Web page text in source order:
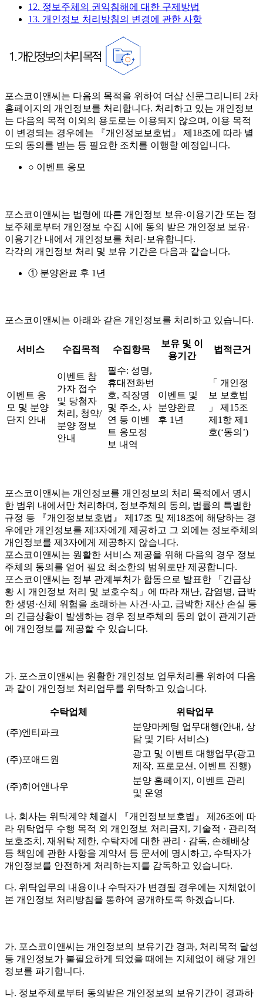
12. 정보주체의 권익침해에 대한 구제방법
13. 개인정보 처리방침의 변경에 관한 사항
포스코이앤씨는 다음의 목적을 위하여 더샵 신문그리니티 2차
홈페이지의 개인정보를 처리합니다. 처리하고 있는 개인정보
는 다음의 목적 이외의 용도로는 이용되지 않으며, 이용 목적
이 변경되는 경우에는 『개인정보보호법』 제18조에 따라 별
도의 동의를 받는 등 필요한 조치를 이행할 예정입니다.
○ 이벤트 응모
포스코이앤씨는 법령에 따른 개인정보 보유·이용기간 또는 정
보주체로부터 개인정보 수집 시에 동의 받은 개인정보 보유·
이용기간 내에서 개인정보를 처리·보유합니다.
각각의 개인정보 처리 및 보유 기간은 다음과 같습니다.
① 분양완료 후 1년
포스코이앤씨는 아래와 같은 개인정보를 처리하고 있습니다.
서비스 수집목적 수집항목
보유 및 이
용기간
법적근거
이벤트 응
모 및 분양
단지 안내
이벤트 참
가자 접수
및 당첨자
처리, 청약/
분양 정보
안내
필수: 성명,
휴대전화번
호, 직장명
및 주소, 사
연 등 이벤
트 응모정
보 내역
이벤트 및
분양완료
후 1년
「 개인정
보 보호법
」 제15조
제1항 제1
호(‘동의’)
포스코이앤씨는 개인정보를 개인정보의 처리 목적에서 명시
한 범위 내에서만 처리하며, 정보주체의 동의, 법률의 특별한
규정 등 『개인정보보호법』 제17조 및 제18조에 해당하는 경
우에만 개인정보를 제3자에게 제공하고 그 외에는 정보주체의
개인정보를 제3자에게 제공하지 않습니다.
포스코이앤씨는 원활한 서비스 제공을 위해 다음의 경우 정보
주체의 동의를 얻어 필요 최소한의 범위로만 제공합니다.
포스코이앤씨는 정부 관계부처가 합동으로 발표한 「긴급상
황 시 개인정보 처리 및 보호수칙」에 따라 재난, 감염병, 급박
한 생명·신체 위험을 초래하는 사건·사고, 급박한 재산 손실 등
의 긴급상황이 발생하는 경우 정보주체의 동의 없이 관계기관
에 개인정보를 제공할 수 있습니다.
가. 포스코이앤씨는 원활한 개인정보 업무처리를 위하여 다음
과 같이 개인정보 처리업무를 위탁하고 있습니다.
수탁업체 위탁업무
(주)엔티파크
분양마케팅 업무대행(안내, 상
담 및 기타 서비스)
(주)포애드원
광고 및 이벤트 대행업무(광고
제작, 프로모션, 이벤트 진행)
(주)히어앤나우
분양 홈페이지, 이벤트 관리
및 운영
나. 회사는 위탁계약 체결시 『개인정보보호법』 제26조에 따
라 위탁업무 수행 목적 외 개인정보 처리금지, 기술적 · 관리적
보호조치, 재위탁 제한, 수탁자에 대한 관리 · 감독, 손해배상
등 책임에 관한 사항을 계약서 등 문서에 명시하고, 수탁자가
개인정보를 안전하게 처리하는지를 감독하고 있습니다.
다. 위탁업무의 내용이나 수탁자가 변경될 경우에는 지체없이
본 개인정보 처리방침을 통하여 공개하도록 하겠습니다.
가. 포스코이앤씨는 개인정보의 보유기간 경과, 처리목적 달성
등 개인정보가 불필요하게 되었을 때에는 지체없이 해당 개인
정보를 파기합니다.
나. 정보주체로부터 동의받은 개인정보의 보유기간이 경과하